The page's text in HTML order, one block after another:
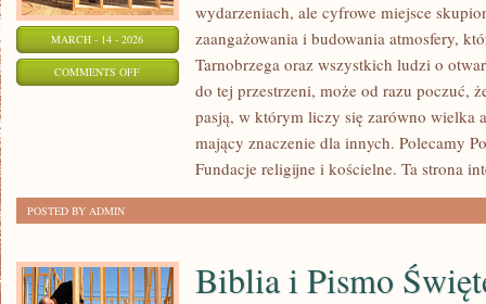
MARCH - 14 - 2026
COMMENTS OFFON
EKOLOGICZNE
wydarzeniach, ale cyfrowe miejsce
zaangażowania i budowania atmosfery,
Tarnobrzega oraz wszystkich ludzi o
do tej przestrzeni, może od razu poczuć,
pasją, w którym liczy się zarówno wielka
mający znaczenie dla innych. Polecamy
Fundacje religijne i kościelne. Ta strona
POSTED BY ADMIN
Biblia i Pismo